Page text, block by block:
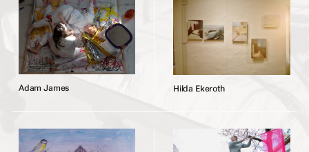
Adam James Hilda Ekeroth